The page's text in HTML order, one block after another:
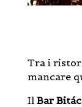
Tra i
mancare
Il Bar